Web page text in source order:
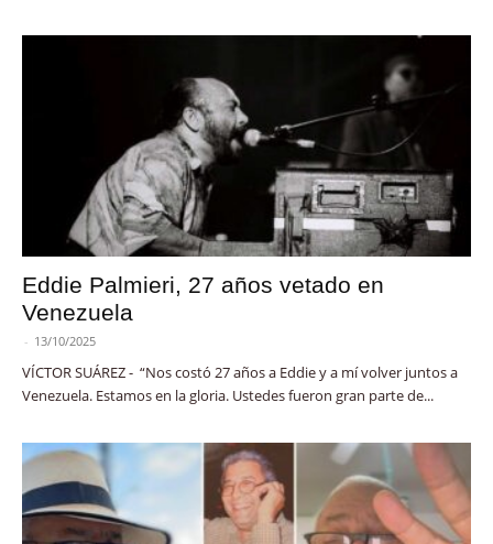
Eddie Palmieri, 27 años vetado en
Venezuela
- 13/10/2025
VÍCTOR SUÁREZ - “Nos costó 27 años a Eddie y a mí volver juntos a
Venezuela. Estamos en la gloria. Ustedes fueron gran parte de...